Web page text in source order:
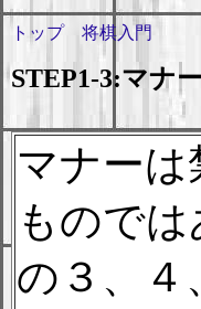
トップ 将棋入門
STEP1-3:マナー
マナー
もので
の３、４